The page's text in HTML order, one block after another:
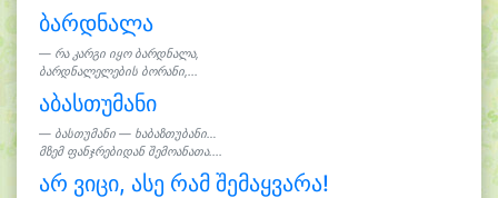
ბარდნალა
რა კარგი იყო ბარდნალა,
ბარდნალელების ბორანი,...
აბასთუმანი
ბასთუმანი — ხაბაზთუბანი…
მზემ ფანჯრებიდან შემოანათა....
არ ვიცი, ასე რამ შემაყვარა!